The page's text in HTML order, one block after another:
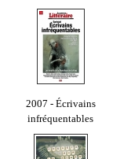
2007 - Écrivains
infréquentables